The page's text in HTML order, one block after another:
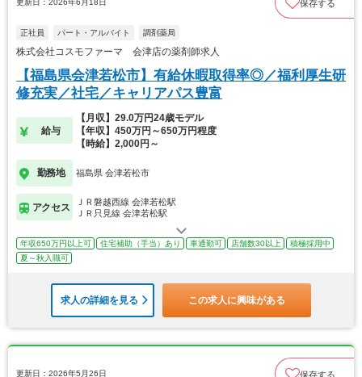
更新日：2026年6月18日 保存する
正社員 パート・アルバイト 調剤薬局
株式会社コスモファーマ 会津店の薬剤師求人
【福島県会津若松市】有給休暇取得率◎／福利厚生研
修充実／社宅／キャリアパス豊富
給与
【月収】29.0万円24歳モデル
【年収】450万円～650万円程度
【時給】2,000円～
勤務地 福島県 会津若松市
アクセス
ＪＲ磐越西線 会津若松駅
ＪＲ只見線 会津若松駅
年収650万円以上可 住宅補助（手当）あり 車通勤可 店舗数30以上
積極採用中
夏～秋入職可
求人の詳細を見る この求人に興味がある
更新日：2026年5月26日 保存する